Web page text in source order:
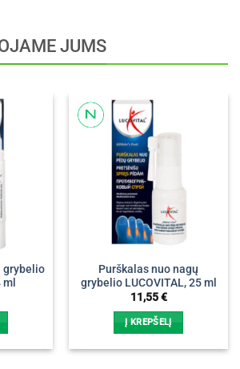
JUMS
grybelio
ml
Purškalas nuo nagų
grybelio LUCOVITAL, 25 ml
11,55€
Į KREPŠELĮ